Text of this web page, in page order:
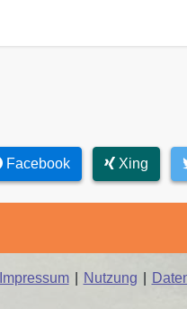
Facebook Xing
Impressum Nutzung